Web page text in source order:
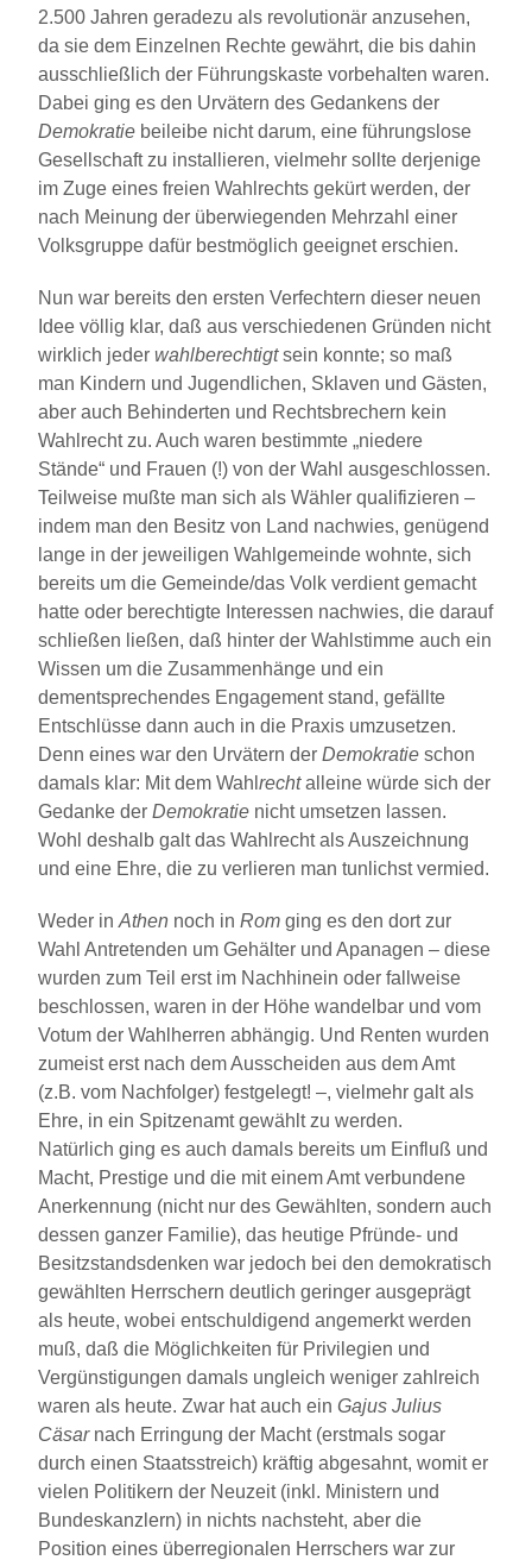
2.500 Jahren geradezu als revolutionär anzusehen,
da sie dem Einzelnen Rechte gewährt, die bis dahin
ausschließlich der Führungskaste vorbehalten waren.
Dabei ging es den Urvätern des Gedankens der
Demokratie beileibe nicht darum, eine führungslose
Gesellschaft zu installieren, vielmehr sollte derjenige
im Zuge eines freien Wahlrechts gekürt werden, der
nach Meinung der überwiegenden Mehrzahl einer
Volksgruppe dafür bestmöglich geeignet erschien.
Nun war bereits den ersten Verfechtern dieser neuen
Idee völlig klar, daß aus verschiedenen Gründen nicht
wirklich jederwahlberechtigtsein konnte; so maß
man Kindern und Jugendlichen, Sklaven und Gästen,
aber auch Behinderten und Rechtsbrechern kein
Wahlrecht zu. Auch waren bestimmte „niedere
Stände“ und Frauen (!) von der Wahl ausgeschlossen.
Teilweise mußte man sich als Wähler qualifizieren –
indem man den Besitz von Land nachwies, genügend
lange in der jeweiligen Wahlgemeinde wohnte, sich
bereits um die Gemeinde/das Volk verdient gemacht
hatte oder berechtigte Interessen nachwies, die darauf
schließen ließen, daß hinter der Wahlstimme auch ein
Wissen um die Zusammenhänge und ein
dementsprechendes Engagement stand, gefällte
Entschlüsse dann auch in die Praxis umzusetzen.
Denn eines war den Urvätern derDemokratieschon
damals klar: Mit dem Wahlrechtalleine würde sich der
Gedanke derDemokratie nicht umsetzen lassen.
Wohl deshalb galt das Wahlrecht als Auszeichnung
und eine Ehre, die zu verlieren man tunlichst vermied.
Weder inAthen noch inRom ging es den dort zur
Wahl Antretenden um Gehälter und Apanagen – diese
wurden zum Teil erst im Nachhinein oder fallweise
beschlossen, waren in der Höhe wandelbar und vom
Votum der Wahlherren abhängig. Und Renten wurden
zumeist erst nach dem Ausscheiden aus dem Amt
(z.B. vom Nachfolger) festgelegt! –, vielmehr galt als
Ehre, in ein Spitzenamt gewählt zu werden.
Natürlich ging es auch damals bereits um Einfluß und
Macht, Prestige und die mit einem Amt verbundene
Anerkennung (nicht nur des Gewählten, sondern auch
dessen ganzer Familie), das heutige Pfründe- und
Besitzstandsdenken war jedoch bei den demokratisch
gewählten Herrschern deutlich geringer ausgeprägt
als heute, wobei entschuldigend angemerkt werden
muß, daß die Möglichkeiten für Privilegien und
Vergünstigungen damals ungleich weniger zahlreich
waren als heute. Zwar hat auch einGajus Julius
Cäsarnach Erringung der Macht (erstmals sogar
durch einen Staatsstreich) kräftig abgesahnt, womit er
vielen Politikern der Neuzeit (inkl. Ministern und
Bundeskanzlern) in nichts nachsteht, aber die
Position eines überregionalen Herrschers war zur